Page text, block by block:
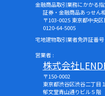
金融商品取引業務にかかる
証券・金融商品あっせん
〒103-0025 東京都中央
0120-64-5005
宅地建物取引業者免許証番
営業者 :
株式会社
〒150-0002
東京都渋谷区渋谷二丁目
郁文堂青山通りビル５階